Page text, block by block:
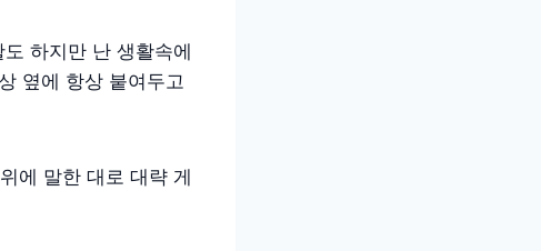
하지만 난 생활속에
옆에 항상 붙여두고
에 말한 대로 대략 게